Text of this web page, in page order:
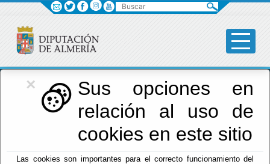
×
Sus opciones en
relación al uso de
cookies en este sitio
Las cookies son importantes para el correcto funcionamiento del
Diputación
Menú Diputación
Buscar